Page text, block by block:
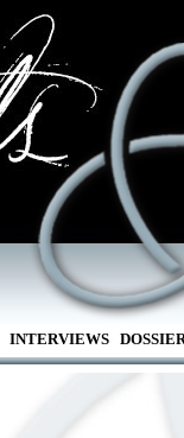
INTERVIEWS